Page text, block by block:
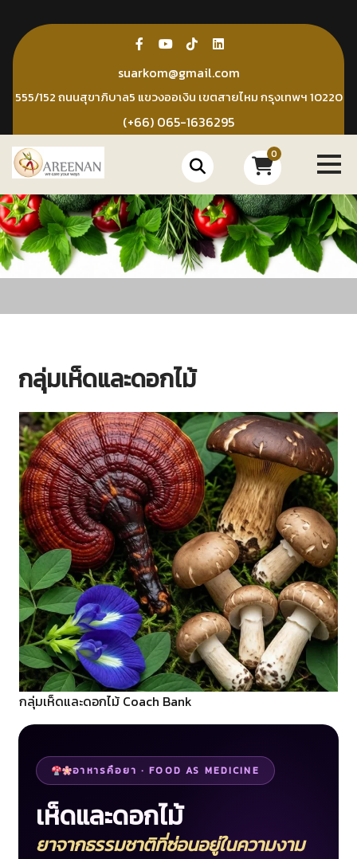
content
suarkom@gmail.com
555/152 ถนนสุขาภิบาล5 แขวงออเงิน เขตสายไหม กรุงเทพฯ 10220
(+66) 065-1636295
0
กลุ่มเห็ดและดอกไม้
กลุ่มเห็ดและดอกไม้ Coach Bank
อาหารคือยา · FOOD AS MEDICINE
เห็ดและดอกไม้
ยาจากธรรมชาติที่ซ่อนอยู่ในความงาม